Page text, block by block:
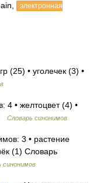
электронная
(25) • уголечек (3) •
• желтоцвет (4) •
Словарь синонимов
3 • растение
(1) Словарь
синонимов